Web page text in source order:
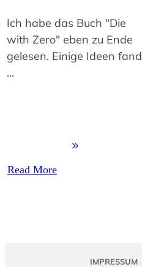
Ich habe das Buch "Die
with Zero" eben zu Ende
gelesen. Einige Ideen fand
...
Read More
IMPRESSUM